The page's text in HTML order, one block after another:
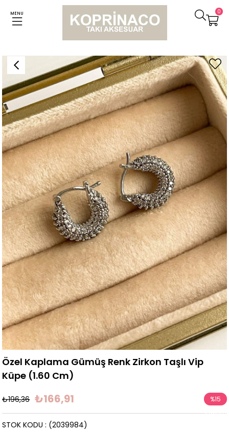
MENU 0
Küpeler Özel Kaplama Gümüş Renk Zirkon Taşlı Vip Küpe (1.60 Cm)
Özel Kaplama Gümüş Renk Zirkon Taşlı Vip
Küpe (1.60 Cm)
₺196,36 ₺166,91 %15
İndirim
(2039984)
STOK KODU